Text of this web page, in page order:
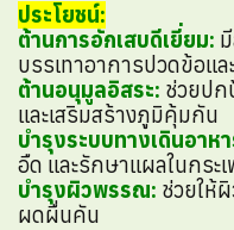
ประโยชน์:
ต้านการอักเสบดีเยี่ยม:
บรรเทาอาการปวดข้อแ
ต้านอนุมูลอิสระ: ช่วยปก
และเสริมสร้างภูมิคุ้มกัน
บำรุงระบบทางเดินอาห
อืด และรักษาแผลในกระเ
บำรุงผิวพรรณ: ช่วยให้
ผดผื่นคัน